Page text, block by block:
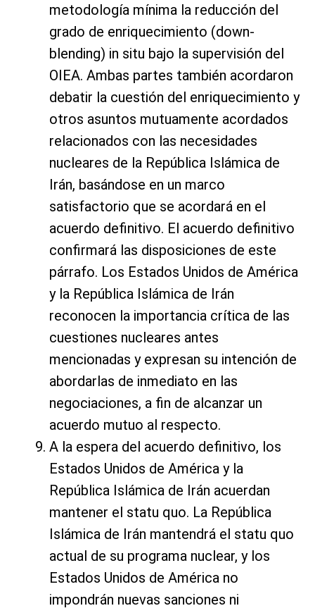
metodología mínima la reducción del
grado de enriquecimiento (down-
blending) in situ bajo la supervisión del
OIEA. Ambas partes también acordaron
debatir la cuestión del enriquecimiento y
otros asuntos mutuamente acordados
relacionados con las necesidades
nucleares de la República Islámica de
Irán, basándose en un marco
satisfactorio que se acordará en el
acuerdo definitivo. El acuerdo definitivo
confirmará las disposiciones de este
párrafo. Los Estados Unidos de América
y la República Islámica de Irán
reconocen la importancia crítica de las
cuestiones nucleares antes
mencionadas y expresan su intención de
abordarlas de inmediato en las
negociaciones, a fin de alcanzar un
acuerdo mutuo al respecto.
A la espera del acuerdo definitivo, los
Estados Unidos de América y la
República Islámica de Irán acuerdan
mantener el statu quo. La República
Islámica de Irán mantendrá el statu quo
actual de su programa nuclear, y los
Estados Unidos de América no
impondrán nuevas sanciones ni